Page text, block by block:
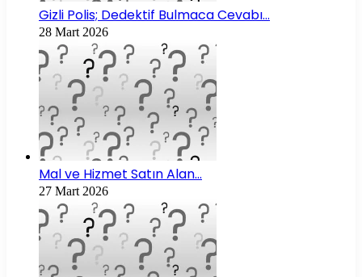
Gizli Polis; Dedektif Bulmaca Cevabı…
28 Mart 2026
Mal ve Hizmet Satın Alan…
27 Mart 2026